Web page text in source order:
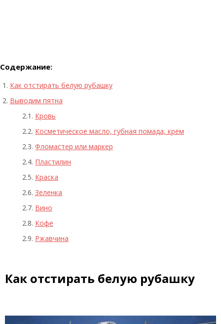
Содержание:
Как отстирать белую рубашку
Выводим пятна
Кровь
Косметическое масло, губная помада, крем
Фломастер или маркер
Пластилин
Краска
Зеленка
Вино
Кофе
Ржавчина
Как отстирать белую рубашку